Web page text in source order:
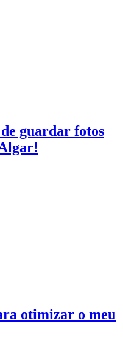
de guardar fotos
otimizar o meu